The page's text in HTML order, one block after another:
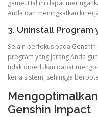
game. Hal ini dapat
Anda dan meningkatkan
3. Uninstall Program
Selain berfokus pada
program yang jarang Anda
tidak diperlukan dapat
kerja sistem, sehingga
Genshin Impact